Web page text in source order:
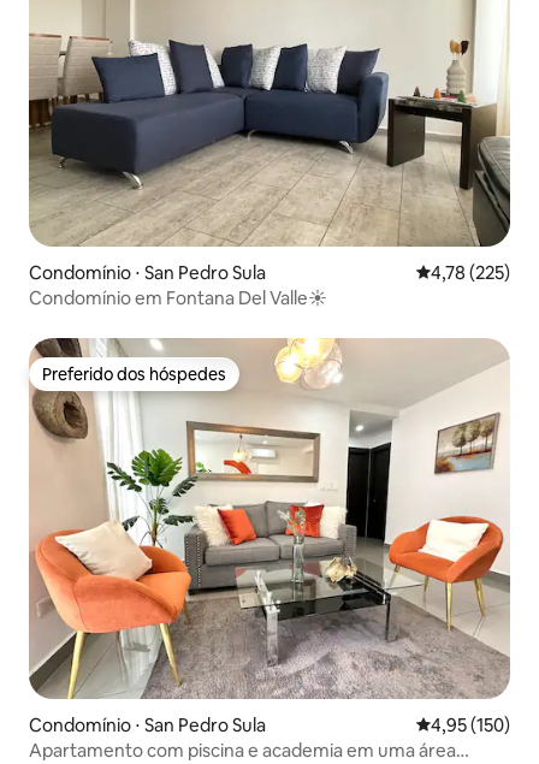
Condomínio ⋅ San Pedro Sula 4,78 de uma
4,78 (225)
Condomínio em Fontana Del Valle☀️
Preferido dos hóspedes
Preferido dos hóspedes
Condomínio ⋅ San Pedro Sula 4,95 de uma
4,95 (150)
Apartamento com piscina e academia em uma área